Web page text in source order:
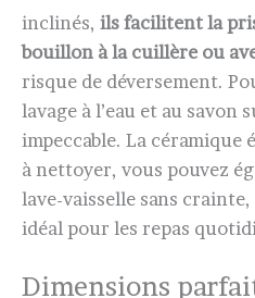
inclinés, ils facilitent la
bouillon à la cuillère ou
risque de déversement.
lavage à l’eau et au savon
impeccable. La
à nettoyer, vous pouvez
lave-vaisselle sans
idéal pour les repas
Dimensions